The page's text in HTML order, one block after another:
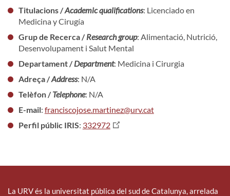
Titulacions /Academic qualifications: Licenciado en
Medicina y Cirugía
Grup de Recerca /Research group: Alimentació, Nutrició,
Desenvolupament i Salut Mental
Departament /Department: Medicina i Cirurgia
Adreça /Address: N/A
Telèfon /Telephone: N/A
E-mail: franciscojose.martinez@urv.cat
Perfil públic IRIS: 332972
La URV és la universitat pública del sud de Catalunya, arrelada